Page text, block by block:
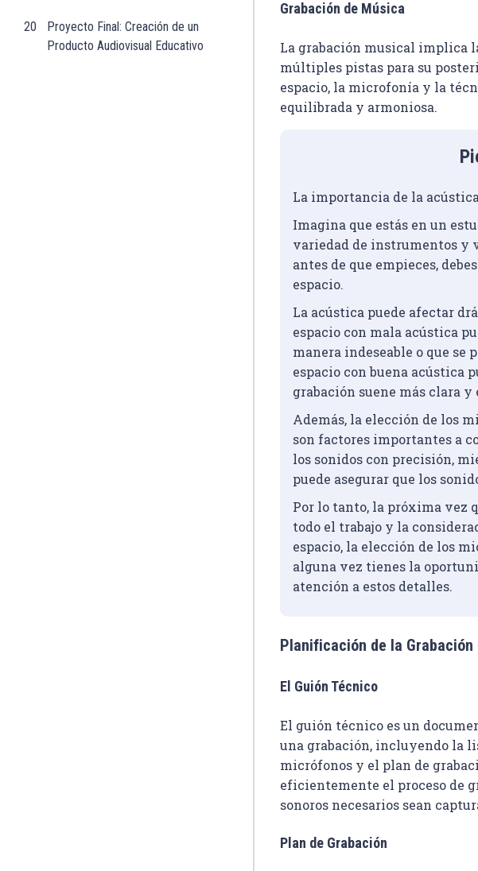
20
Proyecto Final: Creación de un
Producto Audiovisual Educativo
Grabación de Música
La grabación musical implica
múltiples pistas para su
espacio, la microfonía y la
equilibrada y armoniosa.
La importancia de la
Imagina que estás en un
variedad de instrumentos y
antes de que empieces,
espacio.
La acústica puede afectar
espacio con mala acústica
manera indeseable o que se
espacio con buena acústica
grabación suene más clara
Además, la elección de los
son factores importantes a
los sonidos con precisión,
puede asegurar que los
Por lo tanto, la próxima vez
todo el trabajo y la
espacio, la elección de los
alguna vez tienes la
atención a estos detalles.
Planificación de la Grabación
El Guión Técnico
El guión técnico es un
una grabación, incluyendo la
micrófonos y el plan de
eficientemente el proceso de
sonoros necesarios sean
Plan de Grabación